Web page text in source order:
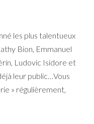
les plus talentueux
Bion, Emmanuel
Ludovic Isidore et
leur public…Vous
» régulièrement,